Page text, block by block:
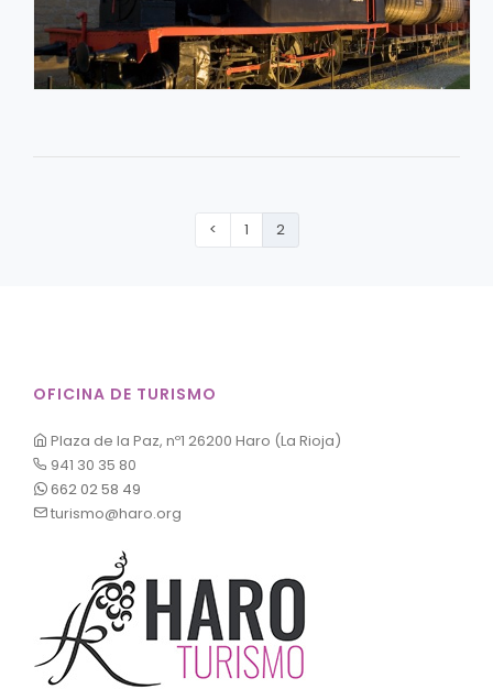
< 1 2
OFICINA DE TURISMO
Plaza de la Paz, nº1 26200 Haro (La Rioja)
941 30 35 80
662 02 58 49
turismo@haro.org